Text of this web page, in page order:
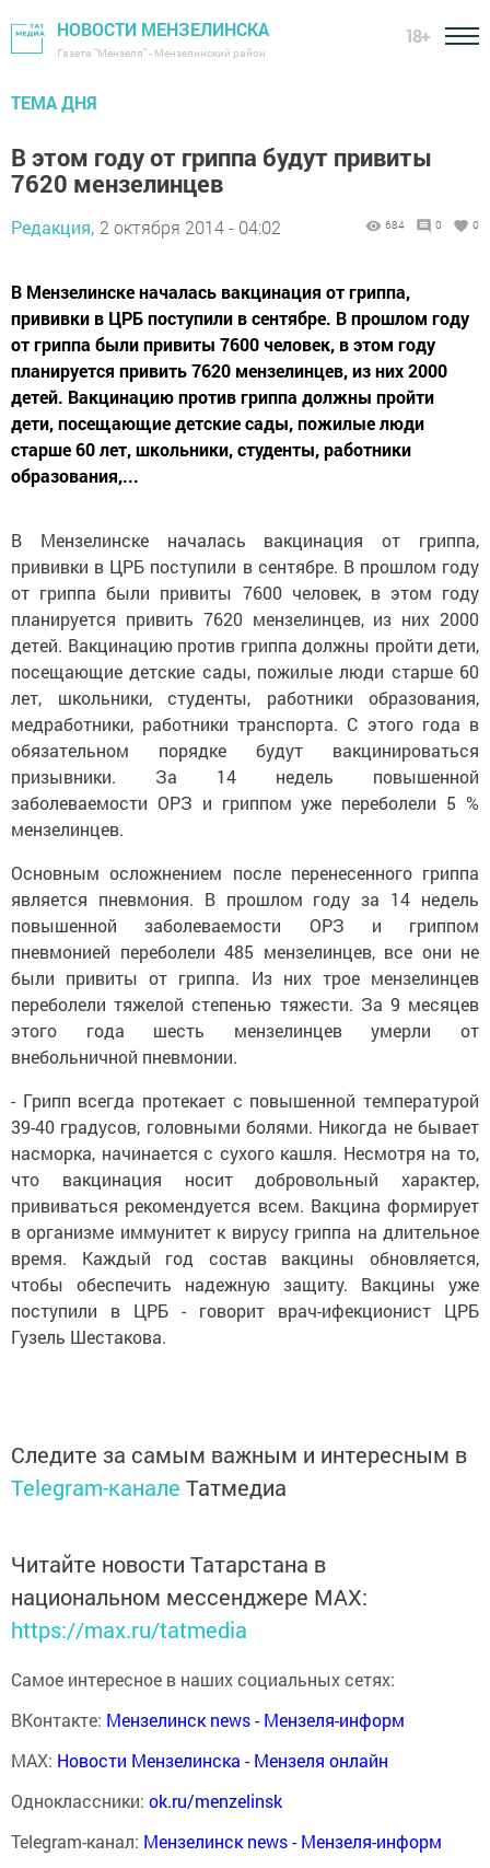
НОВОСТИ МЕНЗЕЛИНСКА
Газета "Мензеля" - Мензелинский район
18+
ТЕМА ДНЯ
В этом году от гриппа будут привиты
7620 мензелинцев
Редакция, 2 октября 2014 - 04:02 684 0 0
В Мензелинске началась вакцинация от гриппа,
прививки в ЦРБ поступили в сентябре. В прошлом году
от гриппа были привиты 7600 человек, в этом году
планируется привить 7620 мензелинцев, из них 2000
детей. Вакцинацию против гриппа должны пройти
дети, посещающие детские сады, пожилые люди
старше 60 лет, школьники, студенты, работники
образования,...
В Мензелинске началась вакцинация от гриппа,
прививки в ЦРБ поступили в сентябре. В прошлом году
от гриппа были привиты 7600 человек, в этом году
планируется привить 7620 мензелинцев, из них 2000
детей. Вакцинацию против гриппа должны пройти дети,
посещающие детские сады, пожилые люди старше 60
лет, школьники, студенты, работники образования,
медработники, работники транспорта. С этого года в
обязательном порядке будут вакцинироваться
призывники. За 14 недель повышенной
заболеваемости ОРЗ и гриппом уже переболели 5 %
мензелинцев.
Основным осложнением после перенесенного гриппа
является пневмония. В прошлом году за 14 недель
повышенной заболеваемости ОРЗ и гриппом
пневмонией переболели 485 мензелинцев, все они не
были привиты от гриппа. Из них трое мензелинцев
переболели тяжелой степенью тяжести. За 9 месяцев
этого года шесть мензелинцев умерли от
внебольничной пневмонии.
- Грипп всегда протекает с повышенной температурой
39-40 градусов, головными болями. Никогда не бывает
насморка, начинается с сухого кашля. Несмотря на то,
что вакцинация носит добровольный характер,
прививаться рекомендуется всем. Вакцина формирует
в организме иммунитет к вирусу гриппа на длительное
время. Каждый год состав вакцины обновляется,
чтобы обеспечить надежную защиту. Вакцины уже
поступили в ЦРБ - говорит врач-ифекционист ЦРБ
Гузель Шестакова.
Следите за самым важным и интересным в
Telegram-канале Татмедиа
Читайте новости Татарстана в
национальном мессенджере MАХ:
https://max.ru/tatmedia
Самое интересное в наших социальных сетях:
ВКонтакте: Мензелинск news - Мензеля-информ
MAX: Новости Мензелинска - Мензеля онлайн
Одноклассники: ok.ru/menzelinsk
Telegram-канал: Мензелинск news - Мензеля-информ